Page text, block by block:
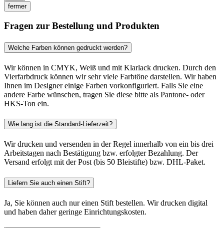
fermer
Fragen zur Bestellung und Produkten
Welche Farben können gedruckt werden?
Wir können in CMYK, Weiß und mit Klarlack drucken. Durch den
Vierfarbdruck können wir sehr viele Farbtöne darstellen. Wir haben
Ihnen im Designer einige Farben vorkonfiguriert. Falls Sie eine
andere Farbe wünschen, tragen Sie diese bitte als Pantone- oder
HKS-Ton ein.
Wie lang ist die Standard-Lieferzeit?
Wir drucken und versenden in der Regel innerhalb von ein bis drei
Arbeitstagen nach Bestätigung bzw. erfolgter Bezahlung. Der
Versand erfolgt mit der Post (bis 50 Bleistifte) bzw. DHL-Paket.
Liefern Sie auch einen Stift?
Ja, Sie können auch nur einen Stift bestellen. Wir drucken digital
und haben daher geringe Einrichtungskosten.